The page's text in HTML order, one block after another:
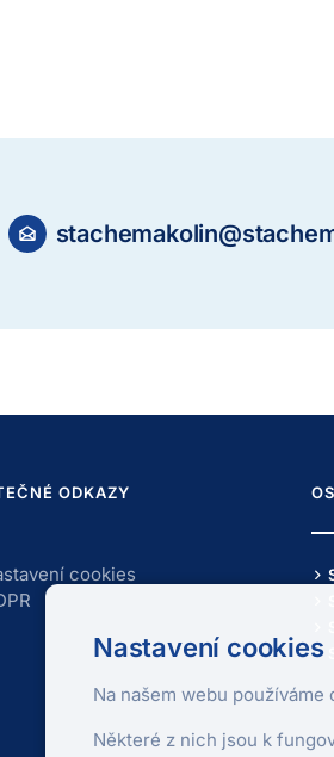
ODKAZY
cookies
Nastavení cookies
Na našem webu používáme
Některé z nich jsou k